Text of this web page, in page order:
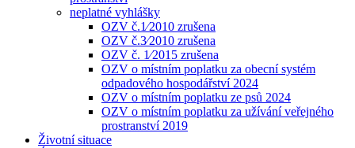
neplatné vyhlášky
OZV č.1⁄2010 zrušena
OZV č.3⁄2010 zrušena
OZV č. 1⁄2015 zrušena
OZV o místním poplatku za obecní systém
odpadového hospodářství 2024
OZV o místním poplatku ze psů 2024
OZV o místním poplatku za užívání veřejného
prostranství 2019
Životní situace